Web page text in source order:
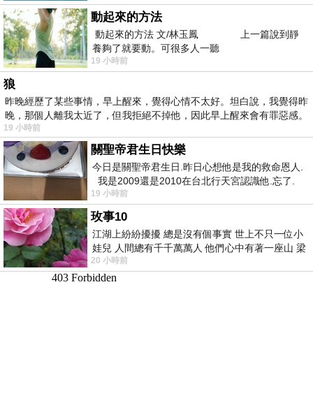
動起來的方法
動起來的方法 文/林玉鳳 上一篇說到靜
養夠了就要動。可很多人一聽
19 小時前
狼
昨晚經歷了某些事情，早上醒來，覺得心情不太好。坦白說，我覺得昨
晚，那個人離我太近了，但我拒絕不掉他，因此早上醒來會有罪惡感。
19 小時前
關聖帝君生日快樂
今日是關聖帝君生日.昨日心想他是我的救命恩人.
我是2009還是2010在台北行天宮認識他.忘了.
一個奇摩交友的網友學
19 小時前
玫事10
江湖上紛紛擾擾 總是沒有個事實 世上不只一位小
娃兒 人間總有千千萬萬人 他們心中有著一座山 梁
山佛山泰華衡恆嵩 一山之高
20 小時前